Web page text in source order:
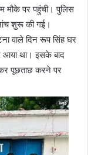
मौके पर पहुंची। पुलिस
शुरू की गई।
वाले दिन रूप सिंह घर
आया था। इसके बाद
पूछताछ करने पर